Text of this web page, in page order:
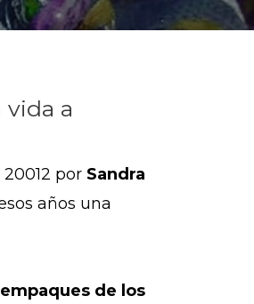
vida a
por Sandra
años una
empaques de los